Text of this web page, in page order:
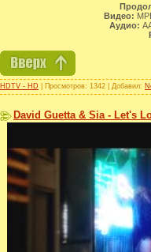
Видео:
Аудио:
HDTV - HD | Просмотров: 1342 | Добавил:
David Guetta & Sia - Let's